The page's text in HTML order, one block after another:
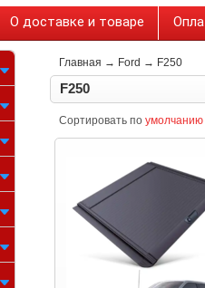
О доставке и товаре
Главная → Ford → F250
F250
Сортировать по умолчанию